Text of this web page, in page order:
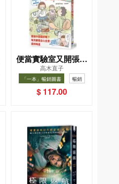
便當實驗室又開張了
——日日和特別日的
菜單挑戰記
高木直子
「一本」暢銷圖書 暢銷
$ 117.00